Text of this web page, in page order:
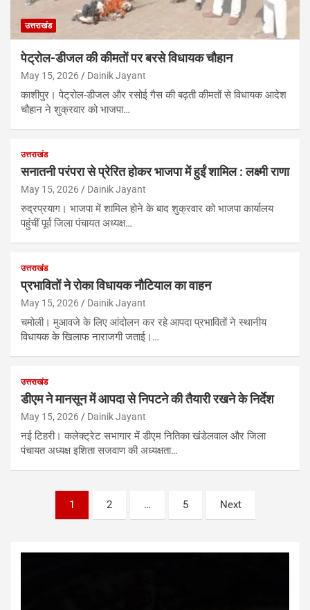
उत्तराखंड
पेट्रोल-डीजल की कीमतों पर बरसे विधायक चौहान
May 15, 2026 Dainik Jayant
काशीपुर। पेट्रोल-डीजल और रसोई गैस की बढ़ती कीमतों से विधायक आदेश
चौहान ने शुक्रवार को भाजपा…
उत्तराखंड
सनातनी परंपरा से प्रेरित होकर भाजपा में हुईं शामिल : लक्ष्मी राणा
May 15, 2026 Dainik Jayant
रुद्रप्रयाग। भाजपा में शामिल होने के बाद शुक्रवार को भाजपा कार्यालय
पहुंचीं पूर्व जिला पंचायत अध्यक्ष…
उत्तराखंड
प्रभावितों ने रोका विधायक नौटियाल का वाहन
May 15, 2026 Dainik Jayant
चमोली। मुआवजे के लिए आंदोलन कर रहे आपदा प्रभावितों ने स्थानीय
विधायक के खिलाफ नाराजगी जताई।…
उत्तराखंड
डीएम ने मानसून में आपदा से निपटने की तैयारी रखने के निर्देश
May 15, 2026 Dainik Jayant
नई टिहरी। कलेक्ट्रेट सभागार में डीएम नितिका खंडेलवाल और जिला
पंचायत अध्यक्ष इशिता सजवाण की अध्यक्षता…
pagination
1 2 … 5 Next